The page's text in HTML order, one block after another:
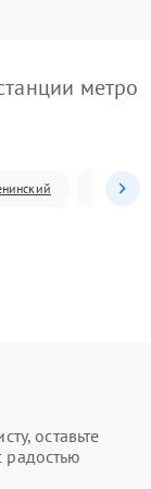
метро
оставьте